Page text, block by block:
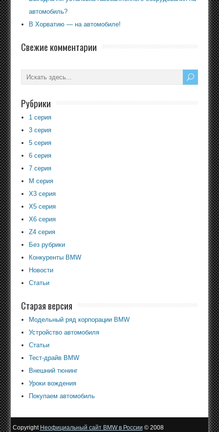
автомобиль?
В Хорватию — на автомобиле!
Свежие комментарии
Рубрики
1 серия
3 серия
5 серия
6 серия
7 серия
M серия
X3 серия
X5 серия
X6 серия
Z4 серия
Без рубрики
Конкуренты BMW
Новости
Статьи
Старая версия
Модельный ряд корпорации BMW
Устройство автомобиля
Статьи
Тест-драйв BMW
Внешний тюнинг
Уроки вождения
Покупаем автомобиль
Copyright Неофициальный сайт BMW в России © 2008